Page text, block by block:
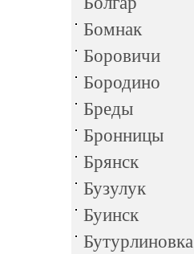
Бомнак
Боровичи
Бородино
Бреды
Бронницы
Брянск
Бузулук
Буинск
Бутурлиновка